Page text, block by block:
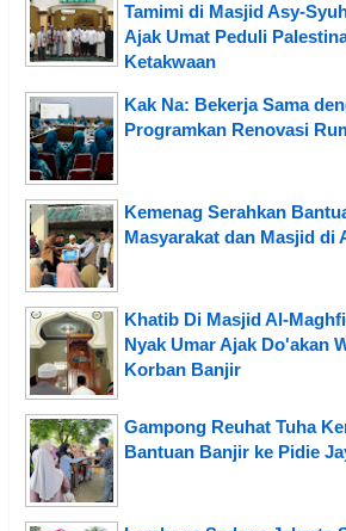
Tamimi di Masjid Asy-
Ajak Umat Peduli
Ketakwaan
Kak Na: Bekerja Sama
Programkan Renovasi
Kemenag Serahkan
Masyarakat dan Masjid di
Khatib Di Masjid Al-
Nyak Umar Ajak Do'akan
Korban Banjir
Gampong Reuhat Tuha
Bantuan Banjir ke Pidie